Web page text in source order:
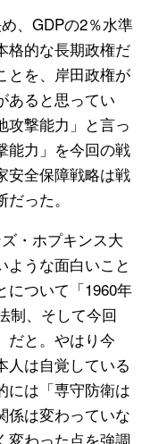
、GDPの2％水準
格的な長期政権だ
とを、岸田政権が
あると思ってい
攻撃能力」と言っ
能力」を今回の戦
安全保障戦略は戦
った。
・ホプキンス大
ような面白いこと
について「1960年
制、そして今回
だと。やはり今
人は自覚している
には「専守防衛は
係は変わっていな
変わった点を強調